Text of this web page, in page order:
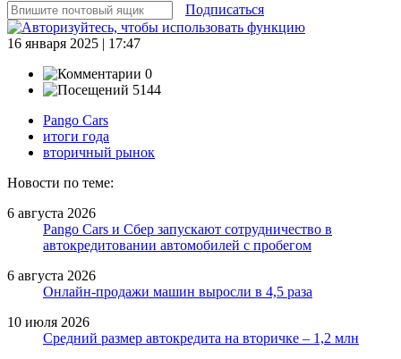
Подписаться
16 января 2025 | 17:47
0
5144
Pango Cars
итоги года
вторичный рынок
Новости по теме:
6 августа 2026
Pango Cars и Сбер запускают сотрудничество в
автокредитовании автомобилей с пробегом
6 августа 2026
Онлайн-продажи машин выросли в 4,5 раза
10 июля 2026
Средний размер автокредита на вторичке – 1,2 млн